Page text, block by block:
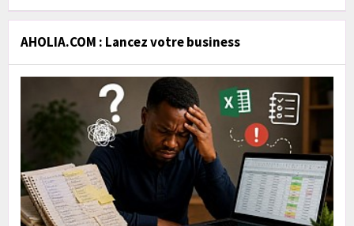
AHOLIA.COM : Lancez votre business